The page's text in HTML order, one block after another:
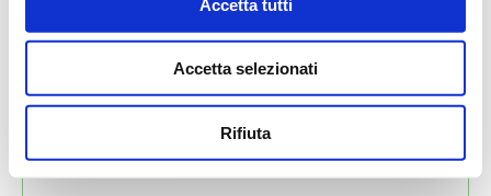
Accetta tutti
Accetta selezionati
Rifiuta